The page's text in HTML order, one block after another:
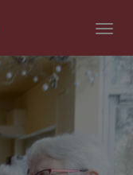
Menü
ein/aus